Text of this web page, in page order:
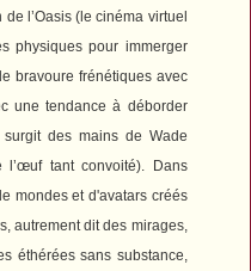
l’Oasis (le cinéma virtuel
physiques pour immerger
bravoure frénétiques avec
une tendance à déborder
des mains de Wade
l’œuf tant convoité). Dans
mondes et d'avatars créés
autrement dit des mirages,
éthérées sans substance,